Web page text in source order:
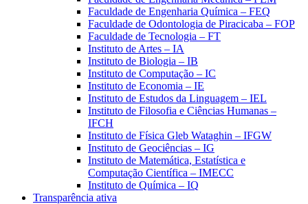
Faculdade de Engenharia Química – FEQ
Faculdade de Odontologia de Piracicaba – FOP
Faculdade de Tecnologia – FT
Instituto de Artes – IA
Instituto de Biologia – IB
Instituto de Computação – IC
Instituto de Economia – IE
Instituto de Estudos da Linguagem – IEL
Instituto de Filosofia e Ciências Humanas –
IFCH
Instituto de Física Gleb Wataghin – IFGW
Instituto de Geociências – IG
Instituto de Matemática, Estatística e
Computação Científica – IMECC
Instituto de Química – IQ
Transparência ativa